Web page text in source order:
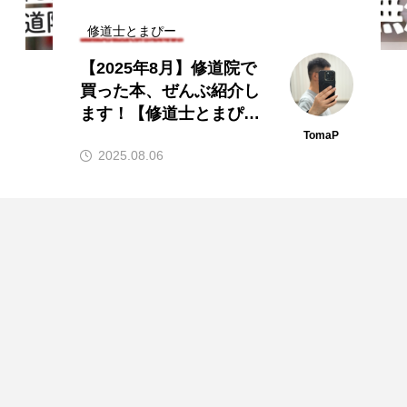
修道士とまぴー
女子修道院のシスターが
手作りした体と心に優し
い「トラピストの寒天ゼ
ー】
TomaP
2024.06.26